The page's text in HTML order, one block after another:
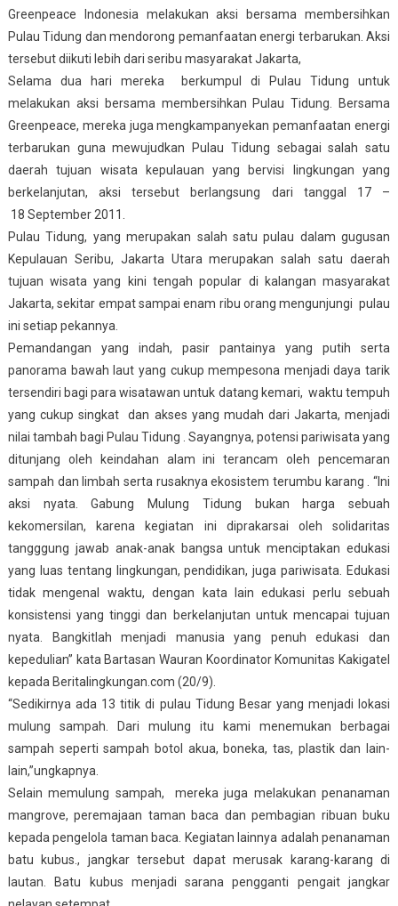
Greenpeace Indonesia melakukan aksi bersama membersihkan
Pulau Tidung dan mendorong pemanfaatan energi terbarukan. Aksi
tersebut diikuti lebih dari seribu masyarakat Jakarta,
Selama dua hari mereka berkumpul di Pulau Tidung untuk
melakukan aksi bersama membersihkan Pulau Tidung. Bersama
Greenpeace, mereka juga mengkampanyekan pemanfaatan energi
terbarukan guna mewujudkan Pulau Tidung sebagai salah satu
daerah tujuan wisata kepulauan yang bervisi lingkungan yang
berkelanjutan, aksi tersebut berlangsung dari tanggal 17 –
18 September 2011.
Pulau Tidung, yang merupakan salah satu pulau dalam gugusan
Kepulauan Seribu, Jakarta Utara merupakan salah satu daerah
tujuan wisata yang kini tengah popular di kalangan masyarakat
Jakarta, sekitar empat sampai enam ribu orang mengunjungi pulau
ini setiap pekannya.
Pemandangan yang indah, pasir pantainya yang putih serta
panorama bawah laut yang cukup mempesona menjadi daya tarik
tersendiri bagi para wisatawan untuk datang kemari, waktu tempuh
yang cukup singkat dan akses yang mudah dari Jakarta, menjadi
nilai tambah bagi Pulau Tidung . Sayangnya, potensi pariwisata yang
ditunjang oleh keindahan alam ini terancam oleh pencemaran
sampah dan limbah serta rusaknya ekosistem terumbu karang . “Ini
aksi nyata. Gabung Mulung Tidung bukan harga sebuah
kekomersilan, karena kegiatan ini diprakarsai oleh solidaritas
tangggung jawab anak-anak bangsa untuk menciptakan edukasi
yang luas tentang lingkungan, pendidikan, juga pariwisata. Edukasi
tidak mengenal waktu, dengan kata lain edukasi perlu sebuah
konsistensi yang tinggi dan berkelanjutan untuk mencapai tujuan
nyata. Bangkitlah menjadi manusia yang penuh edukasi dan
kepedulian” kata Bartasan Wauran Koordinator Komunitas Kakigatel
kepada Beritalingkungan.com (20/9).
“Sedikirnya ada 13 titik di pulau Tidung Besar yang menjadi lokasi
mulung sampah. Dari mulung itu kami menemukan berbagai
sampah seperti sampah botol akua, boneka, tas, plastik dan lain-
lain,”ungkapnya.
Selain memulung sampah, mereka juga melakukan penanaman
mangrove, peremajaan taman baca dan pembagian ribuan buku
kepada pengelola taman baca. Kegiatan lainnya adalah penanaman
batu kubus., jangkar tersebut dapat merusak karang-karang di
lautan. Batu kubus menjadi sarana pengganti pengait jangkar